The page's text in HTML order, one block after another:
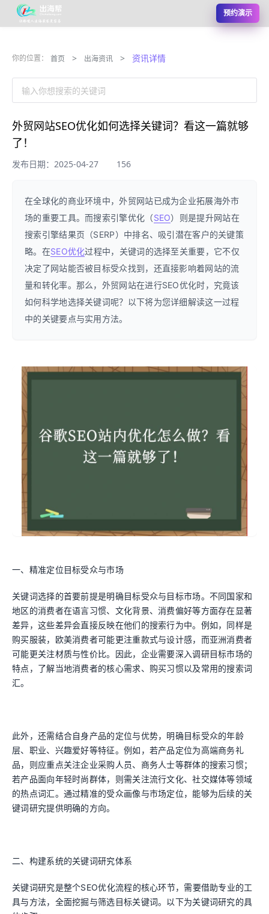
预约演示
你的位置： 首页 > 出海资讯 > 资讯详情
输入你想搜索的关键词
外贸网站SEO优化如何选择关键词？看这一篇就够
了！
发布日期：2025-04-27 156
在全球化的商业环境中，外贸网站已成为企业拓展海外市
场的重要工具。而搜索引擎优化（SEO）则是提升网站在
搜索引擎结果页（SERP）中排名、吸引潜在客户的关键策
略。在SEO优化过程中，关键词的选择至关重要，它不仅
决定了网站能否被目标受众找到，还直接影响着网站的流
量和转化率。那么，外贸网站在进行SEO优化时，究竟该
如何科学地选择关键词呢？以下将为您详细解读这一过程
中的关键要点与实用方法。
一、精准定位目标受众与市场
关键词选择的首要前提是明确目标受众与目标市场。不同国家和
地区的消费者在语言习惯、文化背景、消费偏好等方面存在显著
差异，这些差异会直接反映在他们的搜索行为中。例如，同样是
购买服装，欧美消费者可能更注重款式与设计感，而亚洲消费者
可能更关注材质与性价比。因此，企业需要深入调研目标市场的
特点，了解当地消费者的核心需求、购买习惯以及常用的搜索词
汇。
此外，还需结合自身产品的定位与优势，明确目标受众的年龄
层、职业、兴趣爱好等特征。例如，若产品定位为高端商务礼
品，则应重点关注企业采购人员、商务人士等群体的搜索习惯；
若产品面向年轻时尚群体，则需关注流行文化、社交媒体等领域
的热点词汇。通过精准的受众画像与市场定位，能够为后续的关
键词研究提供明确的方向。
二、构建系统的关键词研究体系
关键词研究是整个SEO优化流程的核心环节，需要借助专业的工
具与方法，全面挖掘与筛选目标关键词。以下为关键词研究的具